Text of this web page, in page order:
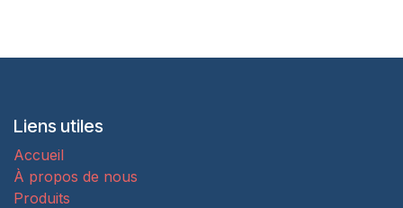
Liens utiles
Accueil
À propos de nous
Produits